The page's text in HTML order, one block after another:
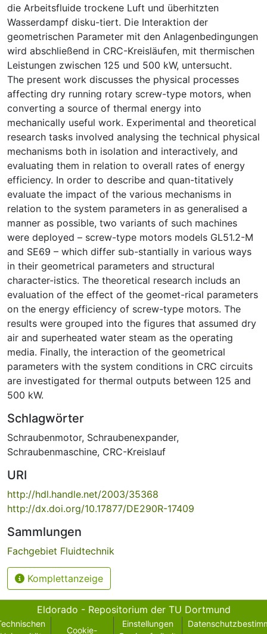
die Arbeitsfluide trockene Luft und überhitzten
Wasserdampf disku-tiert. Die Interaktion der
geometrischen Parameter mit den Anlagenbedingungen
wird abschließend in CRC-Kreisläufen, mit thermischen
Leistungen zwischen 125 und 500 kW, untersucht.
The present work discusses the physical processes
affecting dry running rotary screw-type motors, when
converting a source of thermal energy into
mechanically useful work. Experimental and theoretical
research tasks involved analysing the technical physical
mechanisms both in isolation and interactively, and
evaluating them in relation to overall rates of energy
efficiency. In order to describe and quan-titatively
evaluate the impact of the various mechanisms in
relation to the system parameters in as generalised a
manner as possible, two variants of such machines
were deployed – screw-type motors models GL51.2-M
and SE69 – which differ sub-stantially in various ways
in their geometrical parameters and structural
character-istics. The theoretical research includs an
evaluation of the effect of the geomet-rical parameters
on the energy efficiency of screw-type motors. The
results were grouped into the figures that assumed dry
air and superheated water steam as the operating
media. Finally, the interaction of the geometrical
parameters with the system conditions in CRC circuits
are investigated for thermal outputs between 125 and
500 kW.
Schlagwörter
Schraubenmotor, Schraubenexpander,
Schraubenmaschine, CRC-Kreislauf
URI
http://hdl.handle.net/2003/35368
http://dx.doi.org/10.17877/DE290R-17409
Sammlungen
Fachgebiet Fluidtechnik
Komplettanzeige
Eldorado - Repositorium der TU Dortmund
Cookie-
Einstellungen